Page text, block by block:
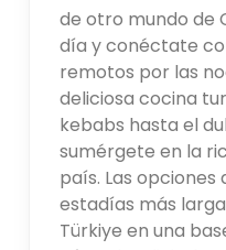
de otro mundo de
día y conéctate
remotos por las
deliciosa cocina
kebabs hasta el
sumérgete en la
país. Las opciones
estadías más
Türkiye en una